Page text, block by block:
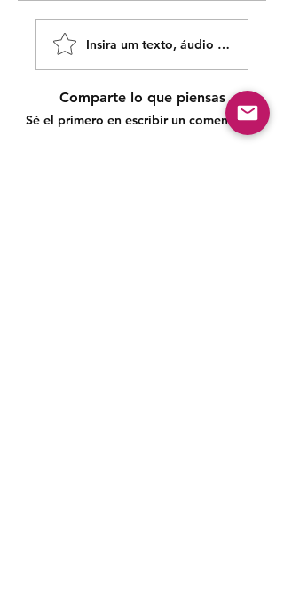
Insira um texto, áudio ou vídeo!
Comparte lo que piensas
Sé el primero en escribir un comentario.